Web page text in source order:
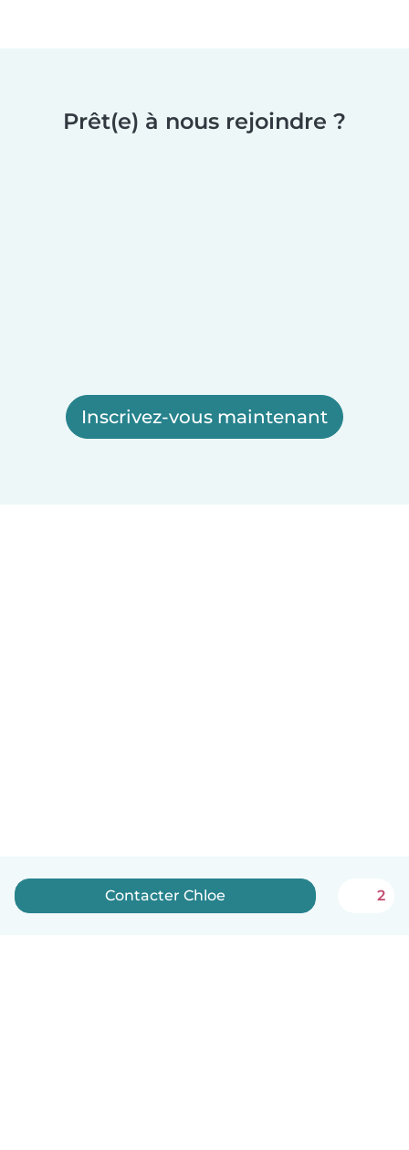
Prêt(e) à nous rejoindre ?
Inscrivez-vous maintenant
Contacter Chloe 2